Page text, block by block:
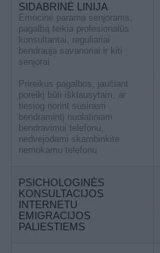
SIDABRINĖ LINIJA
Emocinė parama senjorams,
pagalbą teikia profesionalūs
konsultantai, reguliariai
bendrauja savanoriai ir kiti
senjorai
Prireikus pagalbos, jaučiant
poreikį būti išklausytam, ar
tiesiog norint susirasti
bendramintį nuolatiniam
bendravimui telefonu,
nedvejodami skambinkite
nemokamu telefonu
PSICHOLOGINĖS
KONSULTACIJOS
INTERNETU
EMIGRACIJOS
PALIESTIEMS